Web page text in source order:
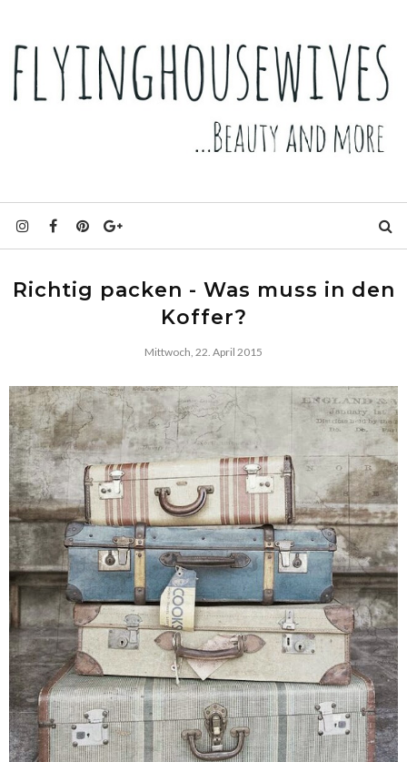
Richtig packen - Was muss in den
Koffer?
Mittwoch, 22. April 2015